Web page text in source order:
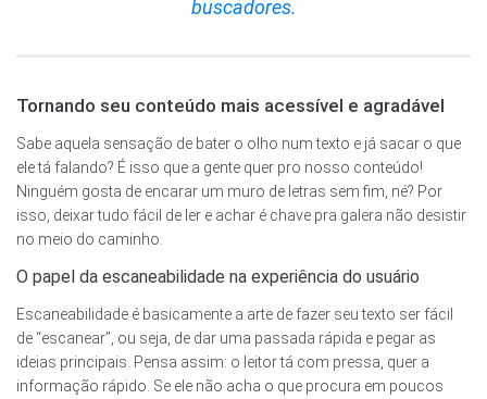
buscadores.
Tornando seu conteúdo mais acessível e agradável
Sabe aquela sensação de bater o olho num texto e já sacar o que
ele tá falando? É isso que a gente quer pro nosso conteúdo!
Ninguém gosta de encarar um muro de letras sem fim, né? Por
isso, deixar tudo fácil de ler e achar é chave pra galera não desistir
no meio do caminho.
O papel da escaneabilidade na experiência do usuário
Escaneabilidade é basicamente a arte de fazer seu texto ser fácil
de “escanear”, ou seja, de dar uma passada rápida e pegar as
ideias principais. Pensa assim: o leitor tá com pressa, quer a
informação rápido. Se ele não acha o que procura em poucos